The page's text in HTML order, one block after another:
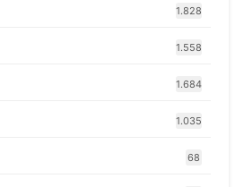
1.828
1.558
1.684
1.035
68